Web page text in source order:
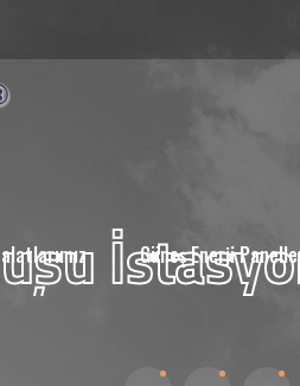
Güneş Enerji